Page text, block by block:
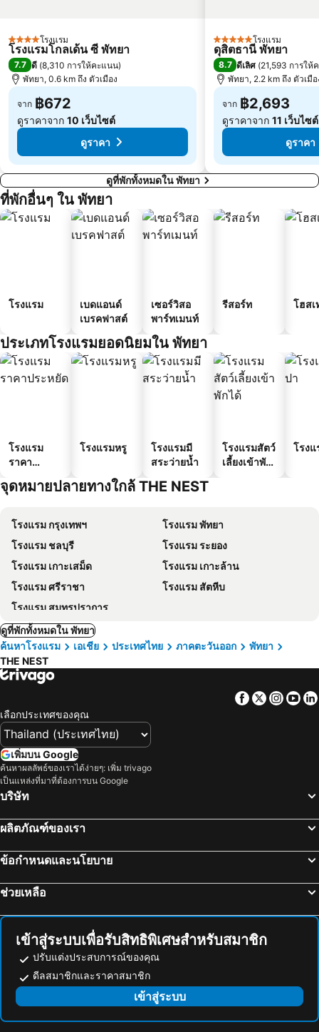
4 ดาว โรงแรม
โรงแรมโกลเด้น ซี พัทยา
7.7 ดี (8,310 การให้คะแนน)
พัทยา, 0.6 km ถึง ตัวเมือง
จาก ฿672
ดูราคาจาก 10 เว็บไซต์
ดูราคา
5 ดาว โรงแรม
ดุสิตธานี พัทยา
8.7 ดีเลิศ (21,593 การให้
พัทยา, 2.2 km ถึง ตัวเมือ
จาก ฿2,693
ดูราคาจาก 11 เว็บไซต์
ดูราคา
ดูที่พักทั้งหมดใน พัทยา
ที่พักอื่นๆ ใน พัทยา
โรงแรม
เบดแอนด์
เบรคฟาสต์
เซอร์วิสอ
พาร์ทเมนท์
รีสอร์ท โฮสเ
ประเภทโรงแรมยอดนิยมใน พัทยา
โรงแรม
ราคา
โรงแรมหรู
โรงแรมมี
สระว่ายน้ำ
โรงแรมสัตว์
เลี้ยงเข้าพัก
โรง
จุดหมายปลายทางใกล้ THE NEST
โรงแรม กรุงเทพฯ
โรงแรม พัทยา
โรงแรม ชลบุรี
โรงแรม ระยอง
โรงแรม เกาะเสม็ด
โรงแรม เกาะล้าน
โรงแรม ศรีราชา
โรงแรม สัตหีบ
โรงแรม สมุทรปราการ
ดูที่พักทั้งหมดใน พัทยา
ค้นหาโรงแรม
เอเชีย ประเทศไทย ภาคตะวันออก
พัทยา
THE NEST
Facebook
Twitter
เลือกประเทศของคุณ
เพิ่มบน Google
ค้นหาผลลัพธ์ของเราได้ง่ายๆ: เพิ่ม trivago
เป็นแหล่งที่มาที่ต้องการบน Google
บริษัท
ผลิตภัณฑ์ของเรา
ข้อกำหนดและนโยบาย
ช่วยเหลือ
เข้าสู่ระบบเพื่อรับสิทธิพิเศษสำหรับสมาชิก
ปรับแต่งประสบการณ์ของคุณ
ดีลสมาชิกและราคาสมาชิก
เข้าสู่ระบบ